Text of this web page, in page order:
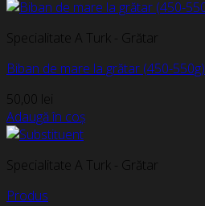
Specialitate A Turk - Grătar
Biban de mare la grătar (450-550g)
50,00 lei
Adaugă în coș
Specialitate A Turk - Grătar
Produs